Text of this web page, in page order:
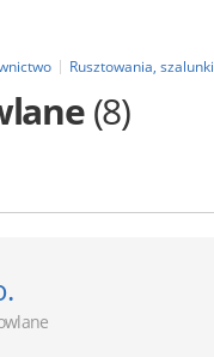
Rusztowania, szalunki
(8)